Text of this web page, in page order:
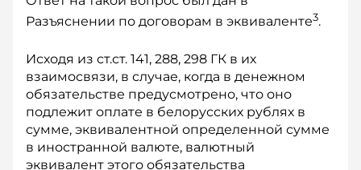
Разъяснении по договорам в эквиваленте3.
Исходя из ст.ст. 141, 288, 298 ГК в их
взаимосвязи, в случае, когда в денежном
обязательстве предусмотрено, что оно
подлежит оплате в белорусских рублях в
сумме, эквивалентной определенной сумме
в иностранной валюте, валютный
эквивалент этого обязательства